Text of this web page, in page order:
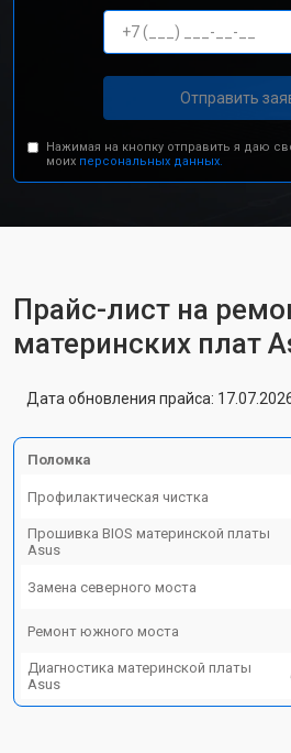
Отправить
Нажимая на кнопку отправить я даю
моих персональных данных.
Прайс-лист на
материнских плат
Дата обновления прайса:
Поломка
Профилактическая чистка
Прошивка BIOS материнской платы
Asus
Замена северного моста
Ремонт южного моста
Диагностика материнской платы
Asus